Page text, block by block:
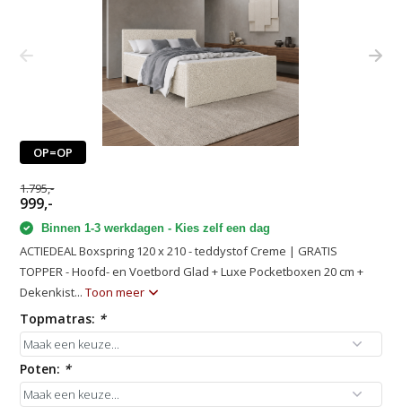
OP=OP
1.795,-
999,-
Binnen 1-3 werkdagen - Kies zelf een dag
ACTIEDEAL Boxspring 120 x 210 - teddystof Creme | GRATIS
TOPPER - Hoofd- en Voetbord Glad + Luxe Pocketboxen 20 cm +
Dekenkist...Toon meer
Topmatras: *
Poten: *